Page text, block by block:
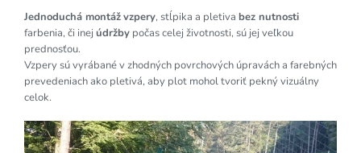
Jednoduchá montážvzpery, stĺpika a pletiva bez nutnosti
farbenia, či inejúdržby počas celej životnosti, sú jej veľkou
prednosťou.
Vzpery sú vyrábané v zhodných povrchových úpravách a farebných
prevedeniach ako pletivá, aby plot mohol tvoriť pekný vizuálny
celok.